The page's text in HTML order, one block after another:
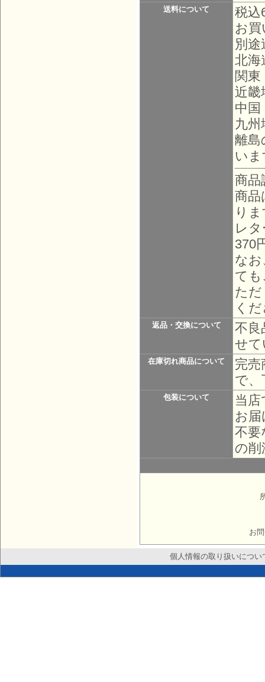
送料について
税込
お
別
北海
関東
近畿
中国
九州
離島
い
商品
商品
り
レ
370
な
て
た
く
返品・交換について
不良
せ
在庫切れ商品について
完
で、
包装について
当
お
不要
の
お
個人情報の取り扱いについ